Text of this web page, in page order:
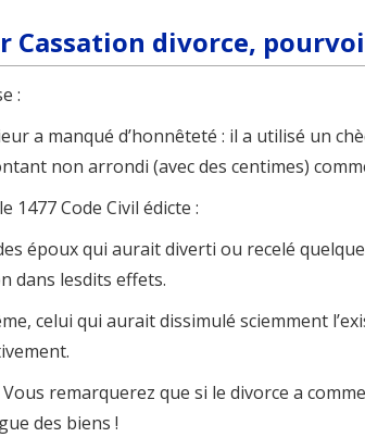
Cassation divorce, pourvoi
:
a manqué d’honnêteté : il a utilisé un
non arrondi (avec des centimes)
1477 Code Civil édicte :
époux qui aurait diverti ou recelé
dans lesdits effets.
celui qui aurait dissimulé sciemment
remarquerez que si le divorce a
des biens !